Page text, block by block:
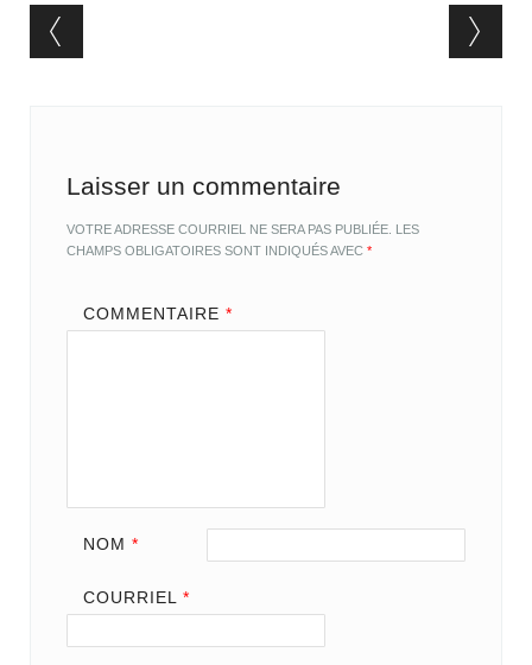
Post navigation
Laisser un commentaire
VOTRE ADRESSE COURRIEL NE SERA PAS PUBLIÉE. LES
CHAMPS OBLIGATOIRES SONT INDIQUÉS AVEC*
COMMENTAIRE *
NOM *
COURRIEL *